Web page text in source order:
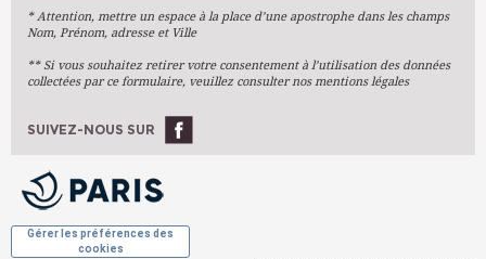
Arts Plastiques
Arts Du Texte
Arts Numériques
Ateliers À L'année
* Attention, mettre un espace à la place d’une apostrophe dans les champs
Nom, Prénom, adresse et Ville
** Si vous souhaitez retirer votre consentement à l’utilisation des données
collectées par ce formulaire, veuillez consulter nos mentions légales
SUIVEZ-NOUS SUR
Gérer les préférences des
cookies